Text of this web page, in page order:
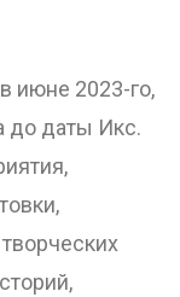
июне 2023-го,
до даты Икс.